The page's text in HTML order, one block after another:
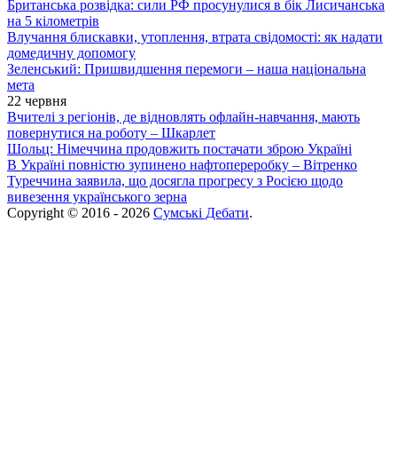
Британська розвідка: сили РФ просунулися в бік Лисичанська
на 5 кілометрів
Влучання блискавки, утоплення, втрата свідомості: як надати
домедичну допомогу
Зеленський: Пришвидшення перемоги – наша національна
мета
22 червня
Вчителі з регіонів, де відновлять офлайн-навчання, мають
повернутися на роботу – Шкарлет
Шольц: Німеччина продовжить постачати зброю Україні
В Україні повністю зупинено нафтопереробку – Вітренко
Туреччина заявила, що досягла прогресу з Росією щодо
вивезення українського зерна
Copyright © 2016 - 2026 Сумські Дебати.